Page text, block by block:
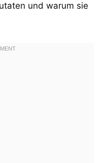
und warum sie